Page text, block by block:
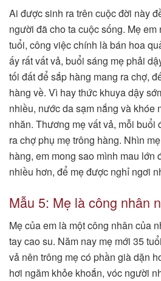
Ai được sinh ra trên cuộc đời này
người đã cho ta cuộc sống. Mẹ
tuổi, công việc chính là bán hoa
ấy rất vất vả, buổi sáng mẹ phải
tối đất để sắp hàng mang ra chợ,
hàng về. Vì hay thức khuya dậy
nhiều, nước da sạm nắng và khóe
nhăn. Thương mẹ vất vả, mỗi buổi
ra chợ phụ mẹ trông hàng. Nhìn
hàng, em mong sao mình mau lớn
nhiều hơn, để mẹ được nghỉ ngơi
Mẫu 5: Mẹ là công nhân
Mẹ của em là một công nhân của
tay cao su. Năm nay mẹ mới 35
vả nên trông mẹ có phần già dặn
hơi ngăm khỏe khoắn, vóc người